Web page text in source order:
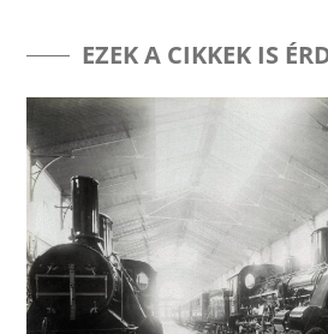
EZEK A CIKKEK IS